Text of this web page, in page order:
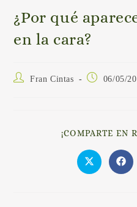
¿Por qué
en la cara?
Fran Cintas 06/05/
¡COMPARTE EN